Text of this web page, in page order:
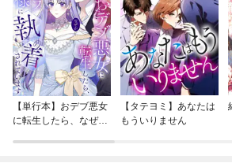
【単行本】おデブ悪女
に転生したら、なぜか
【タテヨミ】あなたは
もういりません